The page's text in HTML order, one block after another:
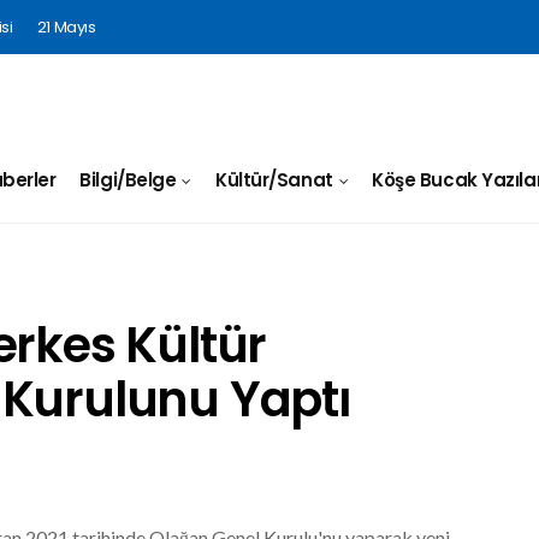
21 Mayıs
Bilgi/Belge Kültür/Sanat Köşe Bucak
Kültür
Yaptı